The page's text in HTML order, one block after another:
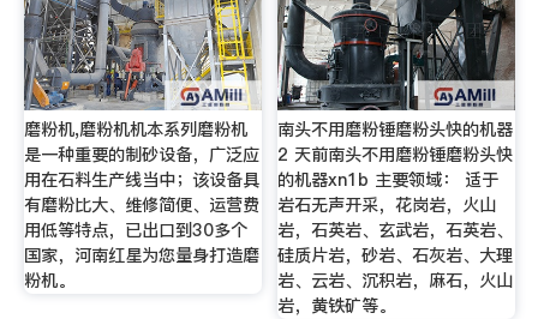
磨粉机,磨粉机机本系列磨粉机
是一种重要的制砂设备，广泛应
用在石料生产线当中；该设备具
有磨粉比大、维修简便、运营费
用低等特点，已出口到30多个
国家，河南红星为您量身打造磨
粉机。
南头不用磨粉锤磨粉头快的机器
2 天前南头不用磨粉锤磨粉头快
的机器xn1b 主要领域： 适于
岩石无声开采，花岗岩，火山
岩，石英岩、玄武岩，石英岩、
硅质片岩，砂岩、石灰岩、大理
岩、云岩、沉积岩，麻石，火山
岩，黄铁矿等。